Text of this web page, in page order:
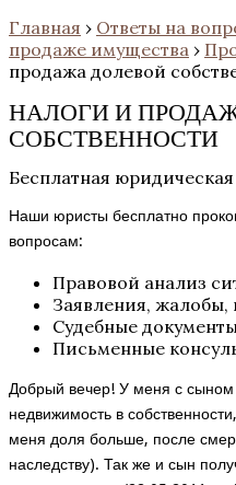
Главная › Ответы на
продаже имущества ›
продажа долевой
НАЛОГИ И
СОБСТВЕННОСТИ
Бесплатная
Наши юристы бесплатно
вопросам:
Правовой анализ
Заявления, жалобы,
Судебные
Письменные
Добрый вечер! У меня с
недвижимость в
меня доля больше, после
наследству). Так же и сын